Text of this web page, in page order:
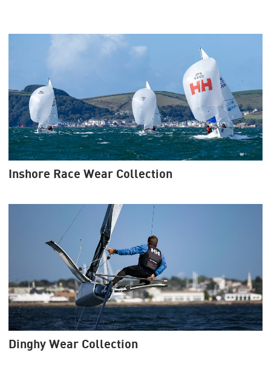
Inshore Race Wear Collection
Dinghy Wear Collection